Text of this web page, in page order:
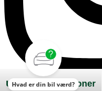
Udvid highlights
Udvid specifikationer
Hvad er din bil værd?